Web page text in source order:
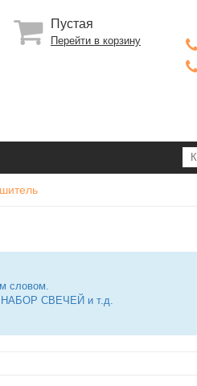
Пустая
Перейти в корзину
словом.
СВЕЧЕЙ и т.д.